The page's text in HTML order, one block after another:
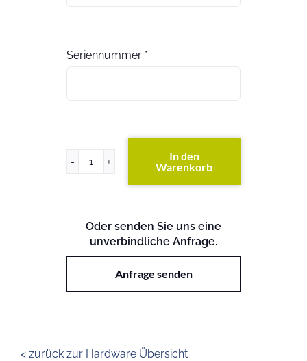
Seriennummer *
ProLiant
In den
Warenkorb
Oder senden Sie uns eine
unverbindliche Anfrage.
Anfrage senden
< zurück zur Hardware Übersicht